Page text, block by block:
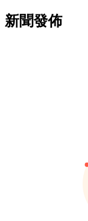
新聞發佈